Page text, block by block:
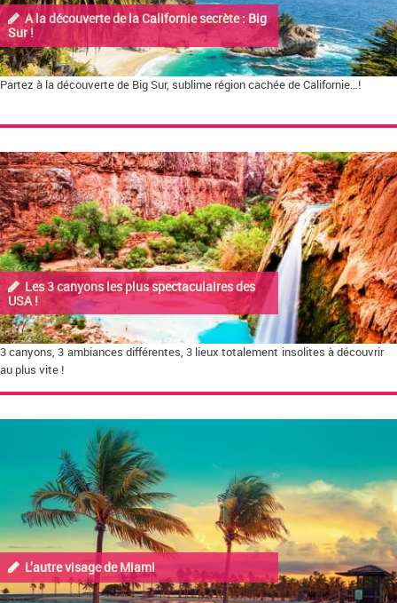
A la découverte de la Californie secrète : Big
Sur !
Partez à la découverte de Big Sur, sublime région cachée de Californie…!
Les 3 canyons les plus spectaculaires des
USA !
3 canyons, 3 ambiances différentes, 3 lieux totalement insolites à découvrir
au plus vite !
L’autre visage de Miami